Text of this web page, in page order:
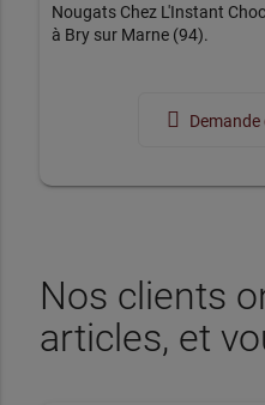
Nougats Chez L'Instant
à Bry sur Marne (94).
Nos clients
articles, et